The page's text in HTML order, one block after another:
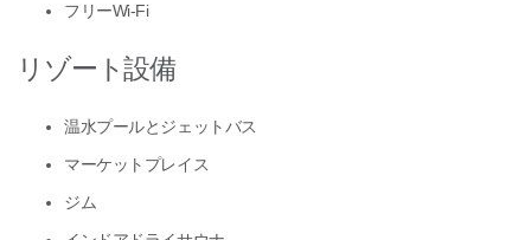
フリーWi-Fi
リゾート設備
温水プールとジェットバス
マーケットプレイス
ジム